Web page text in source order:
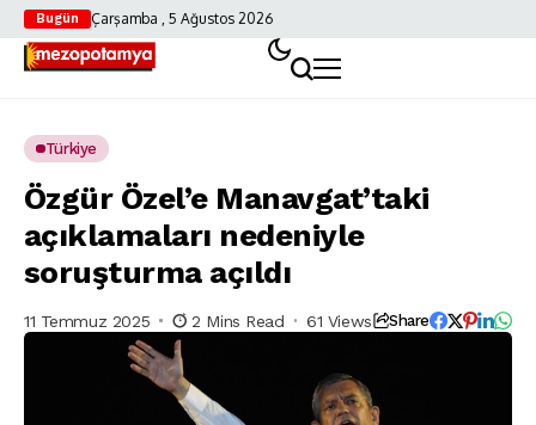
Bugün Çarşamba , 5 Ağustos 2026
Türkiye
Özgür Özel’e Manavgat’taki
açıklamaları nedeniyle
soruşturma açıldı
11 Temmuz 2025 2 Mins Read 61 Views Share